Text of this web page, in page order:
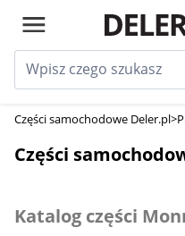
Części samochodowe Deler.pl>
Części
Katalog części